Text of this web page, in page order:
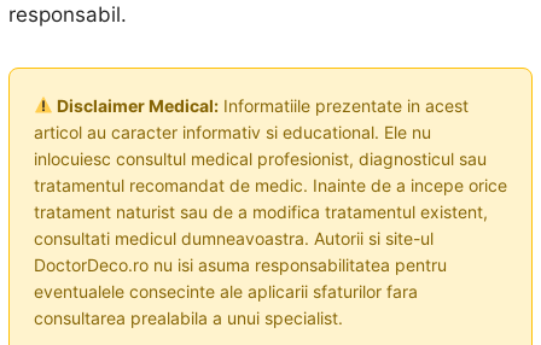
responsabil.
Disclaimer Medical:Informatiile prezentate in acest
articol au caracter informativ si educational. Ele nu
inlocuiesc consultul medical profesionist, diagnosticul sau
tratamentul recomandat de medic. Inainte de a incepe orice
tratament naturist sau de a modifica tratamentul existent,
consultati medicul dumneavoastra. Autorii si site-ul
DoctorDeco.ro nu isi asuma responsabilitatea pentru
eventualele consecinte ale aplicarii sfaturilor fara
consultarea prealabila a unui specialist.